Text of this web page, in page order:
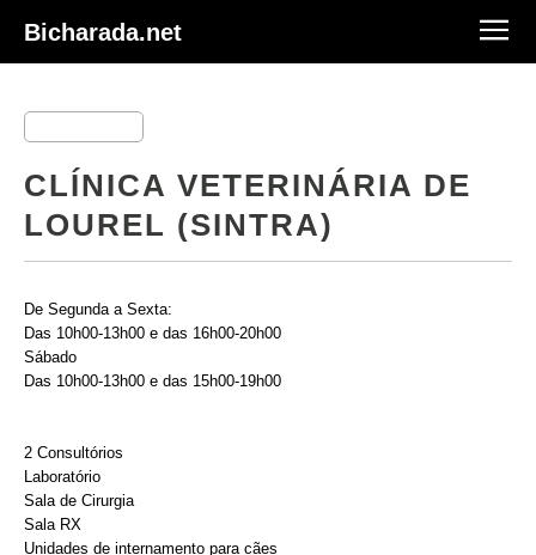
Bicharada.net
CLÍNICA VETERINÁRIA DE
LOUREL (SINTRA)
De Segunda a Sexta:
Das 10h00-13h00 e das 16h00-20h00
Sábado
Das 10h00-13h00 e das 15h00-19h00
2 Consultórios
Laboratório
Sala de Cirurgia
Sala RX
Unidades de internamento para cães